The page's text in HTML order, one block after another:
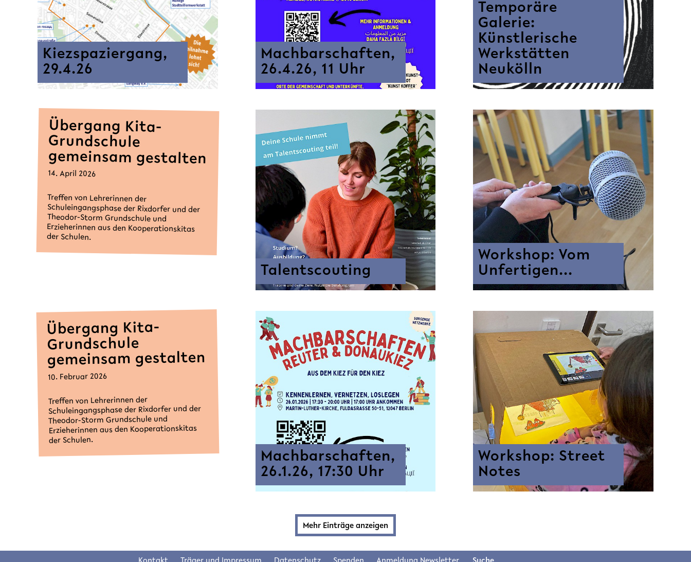
Kiezspaziergang,
29.4.26
Machbarschaften,
26.4.26, 11 Uhr
Temporäre
Galerie:
Künstlerische
Werkstätten
Neukölln
Übergang Kita-
Grundschule
gemeinsam gestalten
14. April 2026
Treffen von Lehrerinnen der
Schuleingangsphase der Rixdorfer und der
Theodor-Storm Grundschule und
Erzieherinnen aus den Kooperationskitas
der Schulen.
Talentscouting
Workshop: Vom
Unfertigen...
Übergang Kita-
Grundschule
gemeinsam gestalten
10. Februar 2026
Treffen von Lehrerinnen der
Schuleingangsphase der Rixdorfer und der
Theodor-Storm Grundschule und
Erzieherinnen aus den Kooperationskitas
der Schulen.
Machbarschaften,
26.1.26, 17:30 Uhr
Workshop: Street
Notes
Mehr Einträge anzeigen